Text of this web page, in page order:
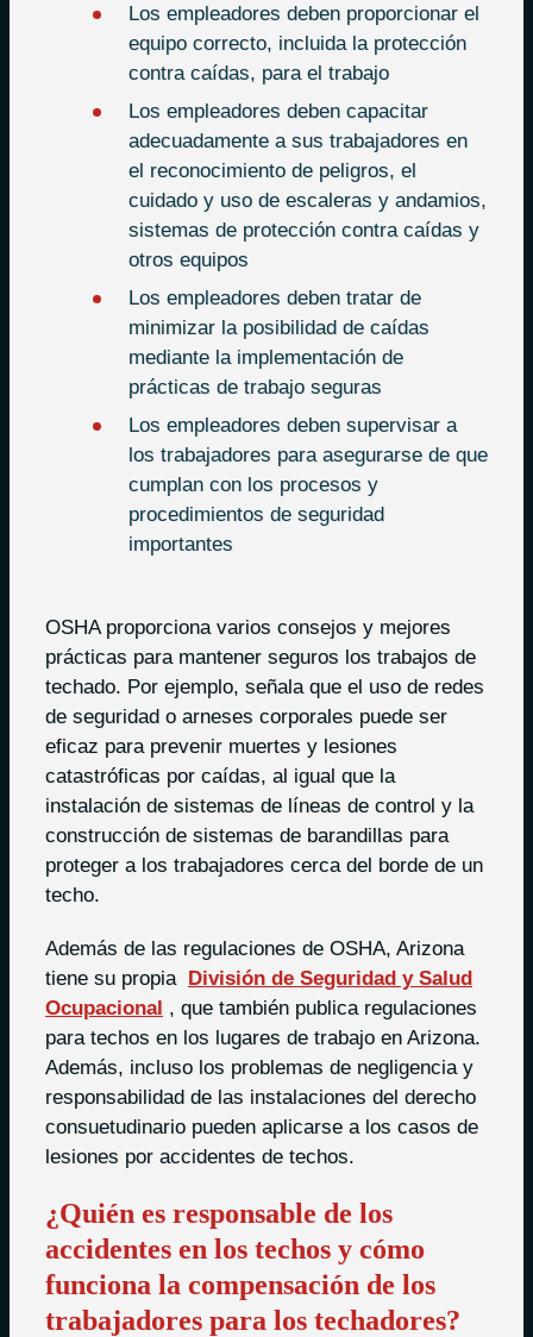
Los empleadores deben proporcionar el
equipo correcto, incluida la protección
contra caídas, para el trabajo
Los empleadores deben capacitar
adecuadamente a sus trabajadores en
el reconocimiento de peligros, el
cuidado y uso de escaleras y andamios,
sistemas de protección contra caídas y
otros equipos
Los empleadores deben tratar de
minimizar la posibilidad de caídas
mediante la implementación de
prácticas de trabajo seguras
Los empleadores deben supervisar a
los trabajadores para asegurarse de que
cumplan con los procesos y
procedimientos de seguridad
importantes
OSHA proporciona varios consejos y mejores
prácticas para mantener seguros los trabajos de
techado. Por ejemplo, señala que el uso de redes
de seguridad o arneses corporales puede ser
eficaz para prevenir muertes y lesiones
catastróficas por caídas, al igual que la
instalación de sistemas de líneas de control y la
construcción de sistemas de barandillas para
proteger a los trabajadores cerca del borde de un
techo.
Además de las regulaciones de OSHA, Arizona
tiene su propia División de Seguridad y Salud
Ocupacional , que también publica regulaciones
para techos en los lugares de trabajo en Arizona.
Además, incluso los problemas de negligencia y
responsabilidad de las instalaciones del derecho
consuetudinario pueden aplicarse a los casos de
lesiones por accidentes de techos.
¿Quién es responsable de los
accidentes en los techos y cómo
funciona la compensación de los
trabajadores para los techadores?